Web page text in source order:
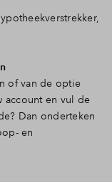
of van de optie
account en vul de
Dan onderteken
en